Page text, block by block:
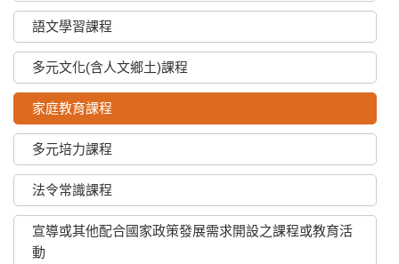
語文學習課程
多元文化(含人文鄉土)課程
家庭教育課程
多元培力課程
法令常識課程
宣導或其他配合國家政策發展需求開設之課程或教育活
動